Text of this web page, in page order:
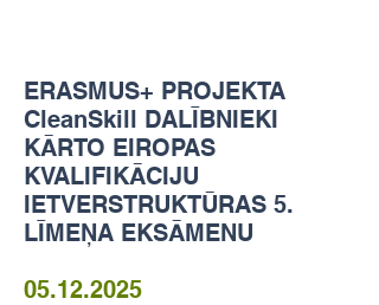
ERASMUS+ PROJEKTA
CleanSkill DALĪBNIEKI
KĀRTO EIROPAS
KVALIFIKĀCIJU
IETVERSTRUKTŪRAS 5.
LĪMEŅA EKSĀMENU
05.12.2025